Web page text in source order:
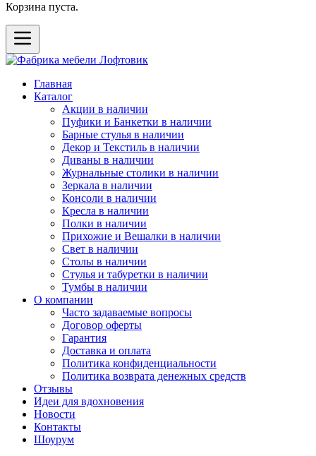
Корзина пуста.
Главная
Каталог
Акции в наличии
Пуфики и Банкетки в наличии
Барные стулья в наличии
Декор и Текстиль в наличии
Диваны в наличии
Журнальные столики в наличии
Зеркала в наличии
Консоли в наличии
Кресла в наличии
Полки в наличии
Прихожие и Вешалки в наличии
Свет в наличии
Столы в наличии
Стулья и табуретки в наличии
Тумбы в наличии
О компании
Часто задаваемые вопросы
Договор оферты
Гарантия
Доставка и оплата
Политика конфиденциальности
Политика возврата денежных средств
Отзывы
Идеи для вдохновения
Новости
Контакты
Шоурум